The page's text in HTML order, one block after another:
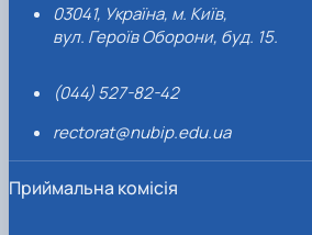
03041, Україна, м. Київ,
вул. Героїв Оборони, буд. 15.
(044) 527-82-42
rectorat@nubip.edu.ua
Приймальна комісія